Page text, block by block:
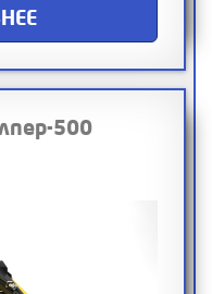
500